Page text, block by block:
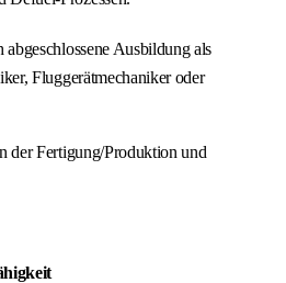
abgeschlossene Ausbildung als
Fluggerätmechaniker oder
der Fertigung/Produktion und